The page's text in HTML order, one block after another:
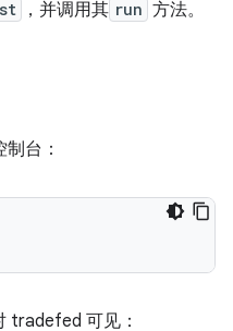
，并调用其 run 方法。
台：
tradefed 可见：